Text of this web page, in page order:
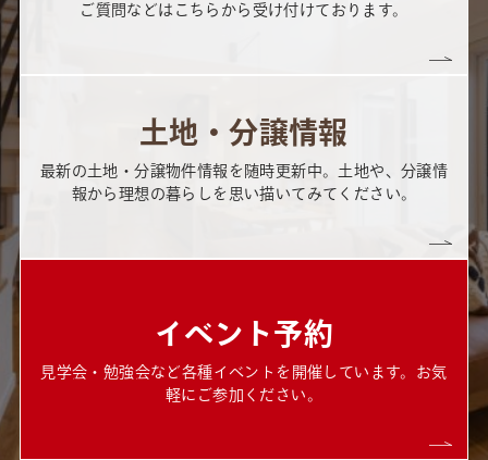
ご質問などはこちらから受け付けております。
土地・分譲情報
最新の土地・分譲物件情報を随時更新中。土地や、分譲情
報から理想の暮らしを思い描いてみてください。
イベント予約
見学会・勉強会など各種イベントを開催しています。お気
軽にご参加ください。